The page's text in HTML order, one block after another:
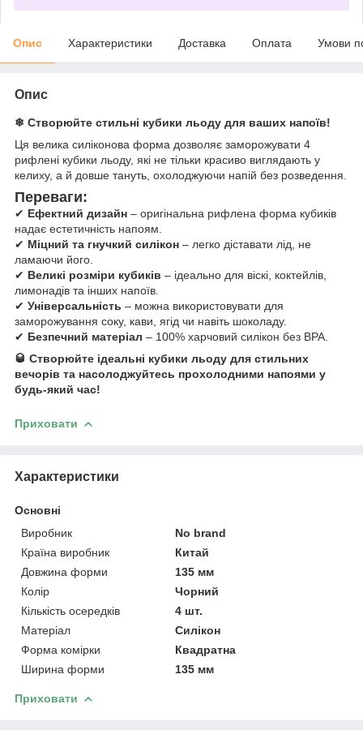
Опис Характеристики Доставка Оплата Умови
Опис
❄ Створюйте стильні кубики льоду для ваших напоїв!
Ця велика силіконова форма дозволяє заморожувати 4
рифлені кубики льоду, які не тільки красиво виглядають у
келиху, а й довше тануть, охолоджуючи напій без розведення.
Переваги:
✔ Ефектний дизайн – оригінальна рифлена форма кубиків
надає естетичність напоям.
✔ Міцний та гнучкий силікон – легко діставати лід, не
ламаючи його.
✔ Великі розміри кубиків – ідеально для віскі, коктейлів,
лимонадів та інших напоїв.
✔ Універсальність – можна використовувати для
заморожування соку, кави, ягід чи навіть шоколаду.
✔ Безпечний матеріал – 100% харчовий силікон без BPA.
🥃 Створюйте ідеальні кубики льоду для стильних
вечорів та насолоджуйтесь прохолодними напоями у
будь-який час!
Приховати
Характеристики
Основні
Виробник
No brand
Країна виробник
Китай
Довжина форми
135 мм
Колір
Чорний
Кількість осередків
4 шт.
Матеріал
Силікон
Форма комірки
Квадратна
Ширина форми
135 мм
Приховати